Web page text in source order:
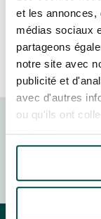
et les annonces,
médias sociaux
partageons
notre site avec
publicité et
avec d'autres
ou qu'ils ont
services.
JEUXDI BY
JEUXDI BY
LA GARDEN
14TH JULY
LA GARDEN
14TH JULY
ALL OUR EVENTS
OFFERS, PASSES
FRANCE